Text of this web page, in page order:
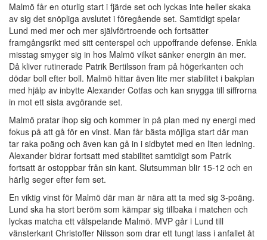
Malmö får en oturlig start i fjärde set och lyckas inte heller skaka
av sig det snöpliga avslutet i föregående set. Samtidigt spelar
Lund med mer och mer självförtroende och fortsätter
framgångsrikt med sitt centerspel och uppoffrande defense. Enkla
misstag smyger sig in hos Malmö vilket sänker energin än mer.
Då kliver rutinerade Patrik Bertilsson fram på högerkanten och
dödar boll efter boll. Malmö hittar även lite mer stabilitet i bakplan
med hjälp av inbytte Alexander Cotfas och kan snygga till siffrorna
in mot ett sista avgörande set.
Malmö pratar ihop sig och kommer in på plan med ny energi med
fokus på att gå för en vinst. Man får bästa möjliga start där man
tar raka poäng och även kan gå in i sidbytet med en liten ledning.
Alexander bidrar fortsatt med stabilitet samtidigt som Patrik
fortsatt är ostoppbar från sin kant. Slutsumman blir 15-12 och en
härlig seger efter fem set.
En viktig vinst för Malmö där man är nära att ta med sig 3-poäng.
Lund ska ha stort beröm som kämpar sig tillbaka i matchen och
lyckas matcha ett välspelande Malmö. MVP går i Lund till
vänsterkant Christoffer Nilsson som drar ett tungt lass i anfallet åt